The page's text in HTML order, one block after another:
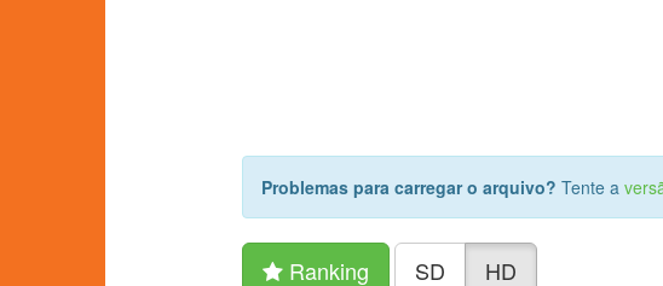
Problemas para carregar o arquivo? Tente a
Ranking SD HD